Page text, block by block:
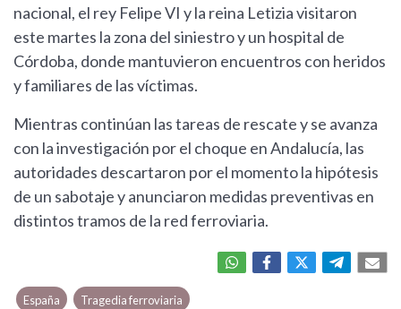
nacional, el rey Felipe VI y la reina Letizia visitaron
este martes la zona del siniestro y un hospital de
Córdoba, donde mantuvieron encuentros con heridos
y familiares de las víctimas.
Mientras continúan las tareas de rescate y se avanza
con la investigación por el choque en Andalucía, las
autoridades descartaron por el momento la hipótesis
de un sabotaje y anunciaron medidas preventivas en
distintos tramos de la red ferroviaria.
España Tragedia ferroviaria